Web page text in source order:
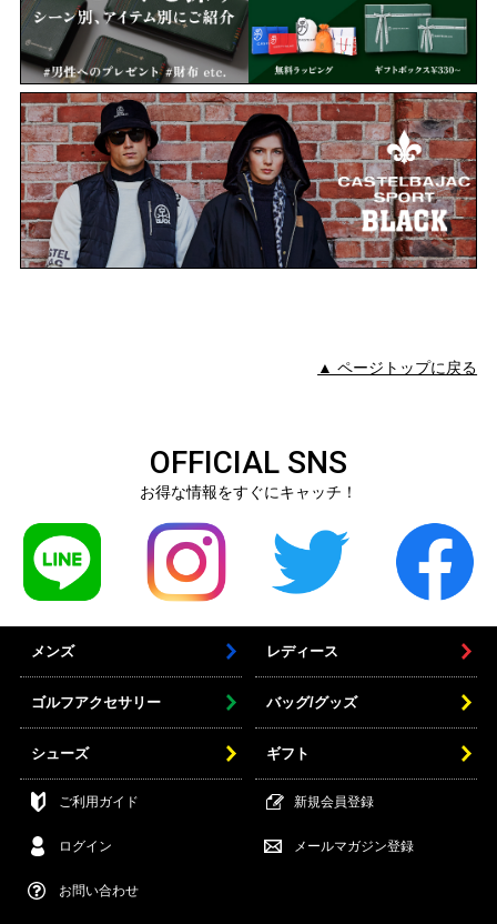
▲ ページトップに戻る
OFFICIAL SNS
お得な情報をすぐにキャッチ！
メンズ レディース
ゴルフアクセサリー バッグ/グッズ
シューズ ギフト
ご利用ガイド 新規会員登録
ログイン メールマガジン登録
お問い合わせ